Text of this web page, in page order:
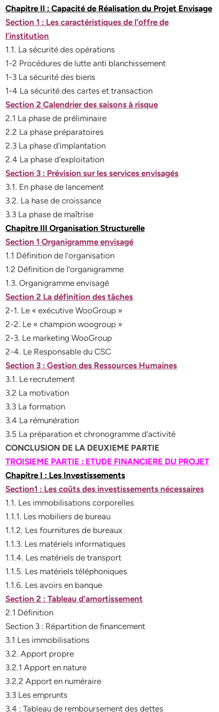
Chapitre II : Capacité de Réalisation du Projet Envisage
Section 1 : Les caractéristiques de l’offre de
l’institution
1.1. La sécurité des opérations
1-2 Procédures de lutte anti blanchissement
1-3 La sécurité des biens
1-4 La sécurité des cartes et transaction
Section 2 Calendrier des saisons à risque
2.1 La phase de préliminaire
2.2 La phase préparatoires
2.3 La phase d’implantation
2.4 La phase d’exploitation
Section 3 : Prévision sur les services envisagés
3.1. En phase de lancement
3.2. La hase de croissance
3.3 La phase de maîtrise
Chapitre III Organisation Structurelle
Section 1 Organigramme envisagé
1.1 Définition de l’organisation
1.2 Définition de l’organigramme
1.3. Organigramme envisagé
Section 2 La définition des tâches
2-1. Le « exécutive WooGroup »
2-2. Le « champion woogroup »
2-3. Le marketing WooGroup
2-4. Le Responsable du CSC
Section 3 : Gestion des Ressources Humaines
3.1. Le recrutement
3.2 La motivation
3.3 La formation
3.4 La rémunération
3.5 La préparation et chronogramme d’activité
CONCLUSION DE LA DEUXIEME PARTIE
TROISIEME PARTIE : ETUDE FINANCIERE DU PROJET
Chapitre I : Les Investissements
Section1 : Les coûts des investissements nécessaires
1.1. Les immobilisations corporelles
1.1.1. Les mobiliers de bureau
1.1.2. Les fournitures de bureaux
1.1.3. Les matériels informatiques
1.1.4. Les matériels de transport
1.1.5. Les matériels téléphoniques
1.1.6. Les avoirs en banque
Section 2 : Tableau d’amortissement
2.1 Définition
Section 3 : Répartition de financement
3.1 Les immobilisations
3.2. Apport propre
3.2.1 Apport en nature
3.2.2 Apport en numéraire
3.3 Les emprunts
3.4 : Tableau de remboursement des dettes